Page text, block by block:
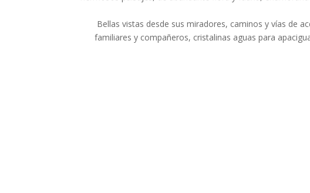
Bellas vistas desde sus miradores, caminos y vías de
familiares y compañeros, cristalinas aguas para